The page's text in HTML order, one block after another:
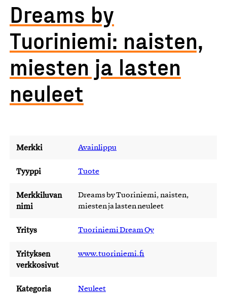
Dreams by
Tuoriniemi: naisten,
miesten ja lasten
neuleet
Merkki Avainlippu
Tyyppi Tuote
Merkkiluvan
nimi
Dreams by Tuoriniemi, naisten,
miesten ja lasten neuleet
Yritys Tuoriniemi Dream Oy
Yrityksen
verkkosivut
www.tuoriniemi.fi
Kategoria Neuleet